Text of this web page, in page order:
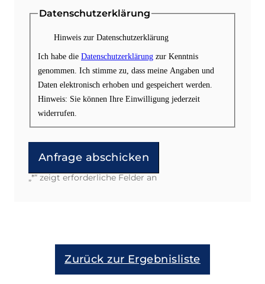
„*“ zeigt erforderliche Felder an
Datenschutzerklärung
Hinweis zur Datenschutzerklärung
Ich habe die Datenschutzerklärung zur Kenntnis
genommen. Ich stimme zu, dass meine Angaben und
Daten elektronisch erhoben und gespeichert werden.
Hinweis: Sie können Ihre Einwilligung jederzeit
widerrufen.
Alternative:
Zurück zur Ergebnisliste